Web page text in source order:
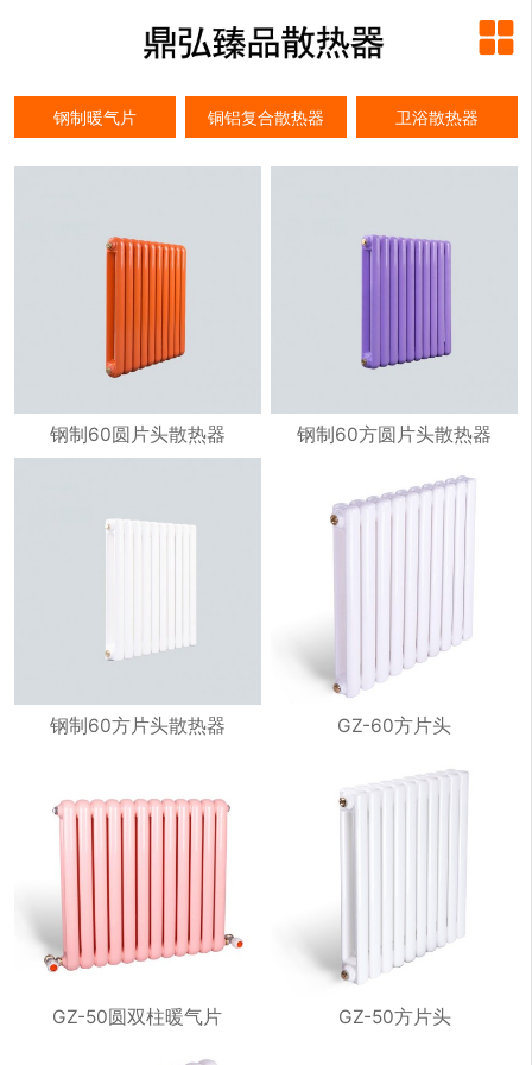

钢制暖气片 铜铝复合散热器 卫浴散热器
钢制60圆片头散热器 钢制60方圆片头散热器
钢制60方片头散热器 GZ-60方片头
GZ-50圆双柱暖气片 GZ-50方片头